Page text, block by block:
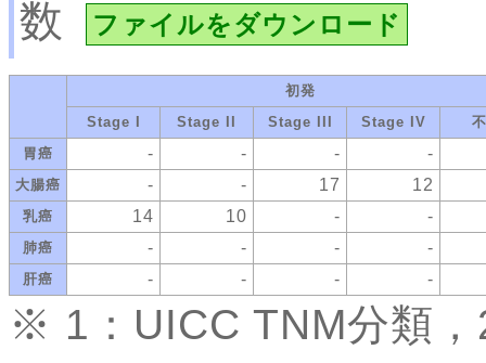
数
ファイルをダウンロード
初発
Stage I
Stage II Stage III Stage IV
胃癌
- - - -
大腸癌 - - 17 12
乳癌 14 10 - -
肺癌 - - - -
肝癌 - - - -
※ 1：UICC TNM分類